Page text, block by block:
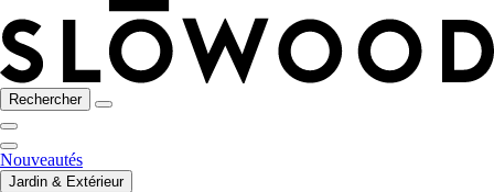
Rechercher
Nouveautés
Jardin & Extérieur